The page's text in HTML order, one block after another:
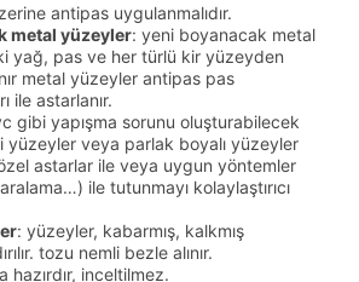
antipas uygulanmalıdır.
metal yüzeyler: yeni boyanacak metal
yağ, pas ve her türlü kir yüzeyden
metal yüzeyler antipas pas
ile astarlanır.
gibi yapışma sorunu oluşturabilecek
yüzeyler veya parlak boyalı yüzeyler
astarlar ile veya uygun yöntemler
ile tutunmayı kolaylaştırıcı
: yüzeyler, kabarmış, kalkmış
tozu nemli bezle alınır.
hazırdır, inceltilmez.